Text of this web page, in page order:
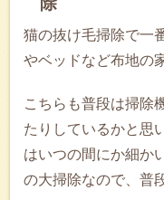
猫の抜け毛掃除で一
やベッドなど布地の
こちらも普段は掃除
たりしているかと思
はいつの間にか細か
の大掃除なので、普